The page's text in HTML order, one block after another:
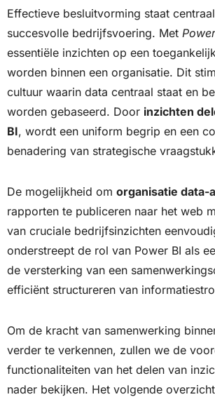
Effectieve besluitvorming staat
succesvolle bedrijfsvoering. Met
essentiële inzichten op een
worden binnen een organisatie. Dit
cultuur waarin data centraal staat en
worden gebaseerd. Door inzichten
BI, wordt een uniform begrip en een
benadering van strategische
De mogelijkheid om organisatie data-
rapporten te publiceren naar het web
van cruciale bedrijfsinzichten
onderstreept de rol van Power BI als
de versterking van een
efficiënt structureren van
Om de kracht van samenwerking
verder te verkennen, zullen we de
functionaliteiten van het delen van
nader bekijken. Het volgende